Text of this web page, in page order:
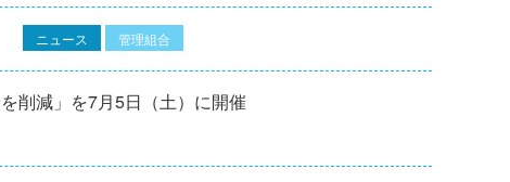
ニュース 管理組合
削減」を7月5日（土）に開催